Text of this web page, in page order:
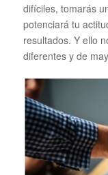
difíciles, tomarás
potenciará tu
resultados. Y ello
diferentes y de